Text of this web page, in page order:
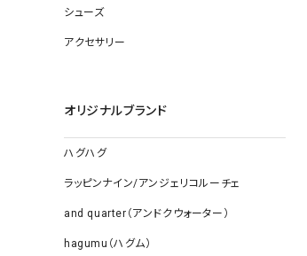
シューズ
アクセサリー
オリジナルブランド
ハグハグ
ラッピンナイン/アンジェリコルーチェ
and quarter（アンドクウォーター）
hagumu（ハグム）